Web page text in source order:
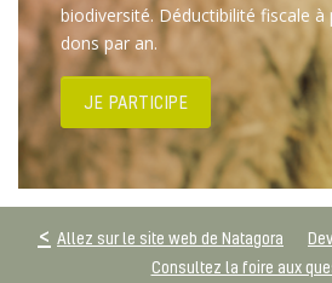
biodiversité. Déductibilité fiscale à
dons par an.
JE PARTICIPE
Allez sur le site web de Natagora
Consultez la foire aux